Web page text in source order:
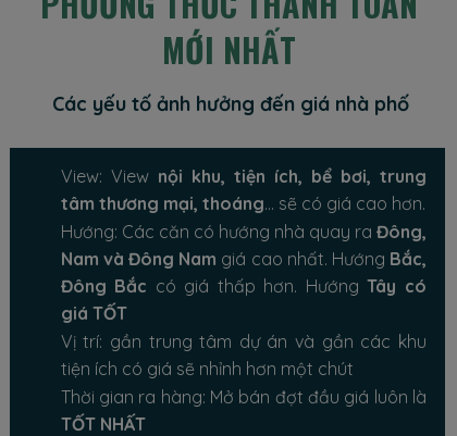
MỚI NHẤT
Các yếu tố ảnh hưởng đến giá nhà phố
View: View nội khu, tiện ích, bể bơi, trung
tâm thương mại, thoáng… sẽ có giá cao hơn.
Hướng: Các căn có hướng nhà quay ra Đông,
Nam và Đông Nam giá cao nhất. Hướng Bắc,
Đông Bắc có giá thấp hơn. HướngTây có
giá TỐT
Vị trí: gần trung tâm dự án và gần các khu
tiện ích có giá sẽ nhỉnh hơn một chút
Thời gian ra hàng: Mở bán đợt đầu giá luôn là
TỐT NHẤT